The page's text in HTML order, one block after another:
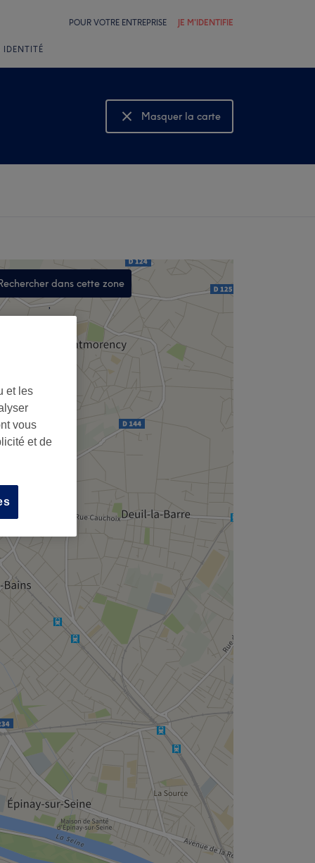
POUR VOTRE ENTREPRISE JE M'IDENTIFIE
IDENTITÉ
Masquer la carte
Montrer la carte
dans cette zone
,
et les
vous
et de